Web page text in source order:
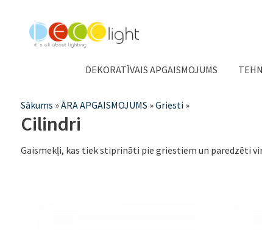
DEKORATĪVAIS APGAISMOJUMS
Jūs
atrodaties
šeit
Sākums »ĀRA APGAISMOJUMS »Griesti »
Cilindri
Gaismekļi, kas tiek stiprināti pie griestiem un paredzēti